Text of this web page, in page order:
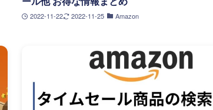
2022-11-22 2022-11-25 Amazon